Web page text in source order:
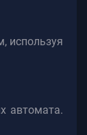
используя
автомата.